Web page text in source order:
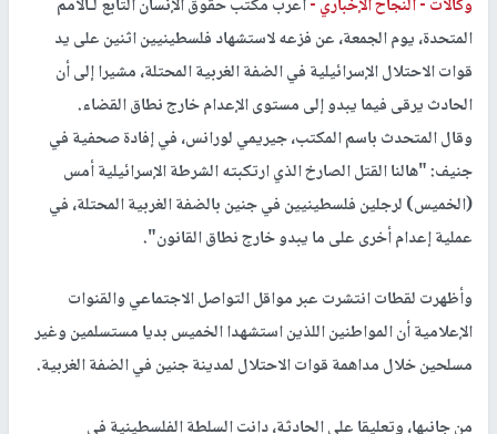
وكالات -النجاح الإخباري -أعرب مكتب حقوق الإنسان التابع لـالأمم
المتحدة، يوم الجمعة، عن فزعه لاستشهاد فلسطينيين اثنين على يد
قوات الاحتلال الإسرائيلية في الضفة الغربية المحتلة، مشيرا إلى أن
الحادث يرقى فيما يبدو إلى مستوى الإعدام خارج نطاق القضاء.
وقال المتحدث باسم المكتب، جيريمي لورانس، في إفادة صحفية في
جنيف: "هالنا القتل الصارخ الذي ارتكبته الشرطة الإسرائيلية أمس
(الخميس) لرجلين فلسطينيين في جنين بالضفة الغربية المحتلة، في
عملية إعدام أخرى على ما يبدو خارج نطاق القانون".
وأظهرت لقطات انتشرت عبر مواقل التواصل الاجتماعي والقنوات
الإعلامية أن المواطنين اللذين استشهدا الخميس بديا مستسلمين وغير
مسلحين خلال مداهمة قوات الاحتلال لمدينة جنين في الضفة الغربية.
من جانبها، وتعليقا على الحادثة، دانت السلطة الفلسطينية في